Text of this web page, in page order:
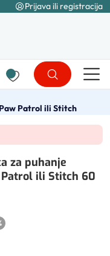
Prijava ili registracija
Patrol ili Stitch
za puhanje
ili Stitch 60